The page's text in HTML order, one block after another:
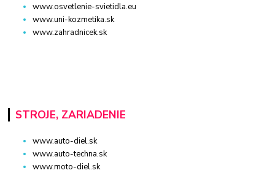
www.osvetlenie-svietidla.eu
www.uni-kozmetika.sk
www.zahradnicek.sk
STROJE, ZARIADENIE
www.auto-diel.sk
www.auto-techna.sk
www.moto-diel.sk